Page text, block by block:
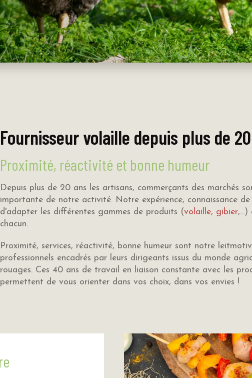
Fournisseur volaille depuis plus de
Proximité, réactivité et bonne humeur
Depuis plus de 20 ans les artisans, commerçants des marchés
importante de notre activité. Notre expérience, connaissance de
d'adapter les différentes gammes de produits (volaille, gibier
chacun.
Proximité, services, réactivité, bonne humeur sont notre
professionnels encadrés par leurs dirigeants issus du monde
rouages. Ces 40 ans de travail en liaison constante avec les
permettent de vous orienter dans vos choix, dans vos envies !